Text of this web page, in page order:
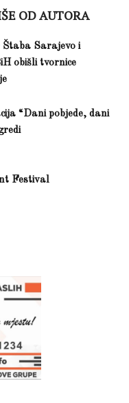
OD AUTORA
Sarajevo i
obišli tvornice
“Dani pobjede, dani
Festival